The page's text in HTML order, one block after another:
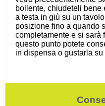
bollente, chiudeteli bene
a testa in giù su un
posizione fino a quando
completamente e si sarà
questo punto potete
in dispensa o gustarla